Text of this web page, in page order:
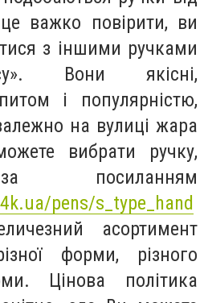
важко повірити, ви
з іншими ручками
Вони якісні,
і популярністю,
на вулиці жара
вибрати ручку,
посиланням
pens/s_type_hand
асортимент
форми, різного
Цінова політика